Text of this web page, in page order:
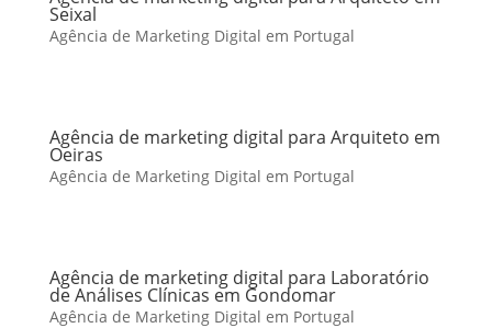
Seixal
Agência de Marketing Digital em Portugal
Agência de marketing digital para Arquiteto em
Oeiras
Agência de Marketing Digital em Portugal
Agência de marketing digital para Laboratório
de Análises Clínicas em Gondomar
Agência de Marketing Digital em Portugal